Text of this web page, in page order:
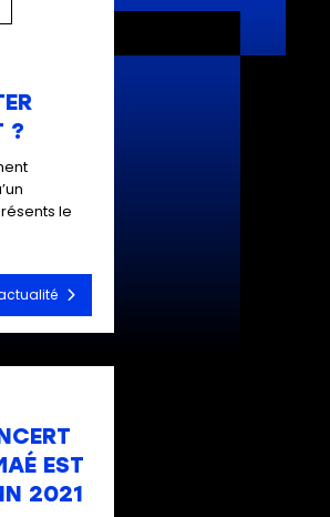
?
le
EST
2021